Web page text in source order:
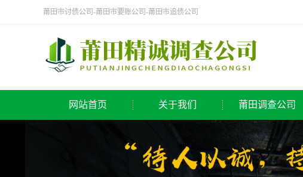
莆田市讨债公司-莆田市要账公司-莆田市追债公司
网站首页 关于我们
莆田调查公司
莆田调查公司
侦探公司
调查公司